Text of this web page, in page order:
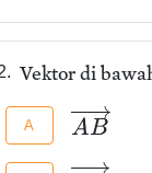
Vektor di
A AB